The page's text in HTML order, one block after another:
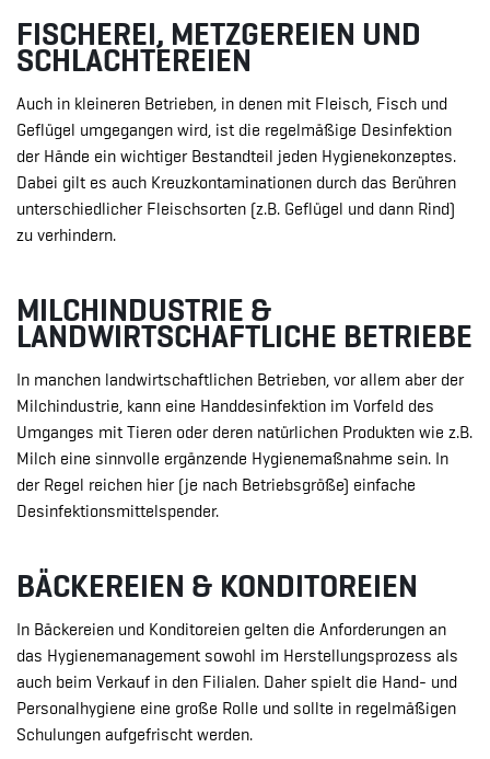
FISCHEREI, METZGEREIEN UND
SCHLACHTEREIEN
Auch in kleineren Betrieben, in denen mit Fleisch, Fisch und
Geflügel umgegangen wird, ist die regelmäßige Desinfektion
der Hände ein wichtiger Bestandteil jeden Hygienekonzeptes.
Dabei gilt es auch Kreuzkontaminationen durch das Berühren
unterschiedlicher Fleischsorten (z.B. Geflügel und dann Rind)
zu verhindern.
MILCHINDUSTRIE &
LANDWIRTSCHAFTLICHE BETRIEBE
In manchen landwirtschaftlichen Betrieben, vor allem aber der
Milchindustrie, kann eine Handdesinfektion im Vorfeld des
Umganges mit Tieren oder deren natürlichen Produkten wie z.B.
Milch eine sinnvolle ergänzende Hygienemaßnahme sein. In
der Regel reichen hier (je nach Betriebsgröße) einfache
Desinfektionsmittelspender.
BÄCKEREIEN & KONDITOREIEN
In Bäckereien und Konditoreien gelten die Anforderungen an
das Hygienemanagement sowohl im Herstellungsprozess als
auch beim Verkauf in den Filialen. Daher spielt die Hand- und
Personalhygiene eine große Rolle und sollte in regelmäßigen
Schulungen aufgefrischt werden.